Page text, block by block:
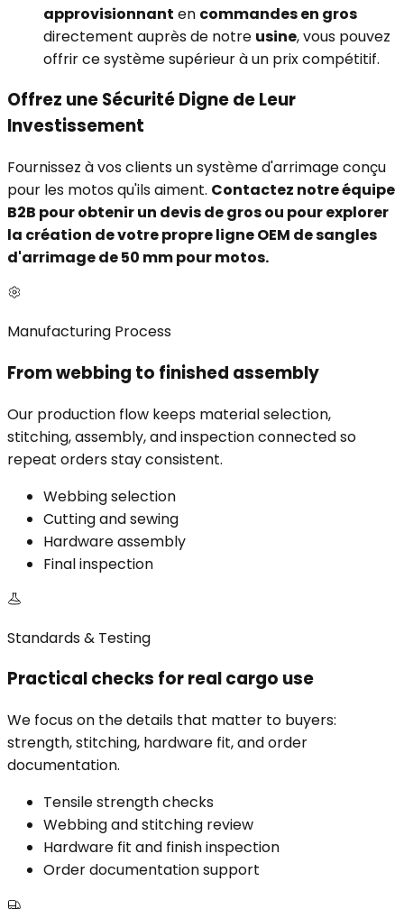
approvisionnant en commandes en gros
directement auprès de notre usine, vous pouvez
offrir ce système supérieur à un prix compétitif.
Offrez une Sécurité Digne de Leur
Investissement
Fournissez à vos clients un système d'arrimage conçu
pour les motos qu'ils aiment. Contactez notre équipe
B2B pour obtenir un devis de gros ou pour explorer
la création de votre propre ligne OEM de sangles
d'arrimage de 50 mm pour motos.
Manufacturing Process
From webbing to finished assembly
Our production flow keeps material selection,
stitching, assembly, and inspection connected so
repeat orders stay consistent.
Webbing selection
Cutting and sewing
Hardware assembly
Final inspection
Standards & Testing
Practical checks for real cargo use
We focus on the details that matter to buyers:
strength, stitching, hardware fit, and order
documentation.
Tensile strength checks
Webbing and stitching review
Hardware fit and finish inspection
Order documentation support